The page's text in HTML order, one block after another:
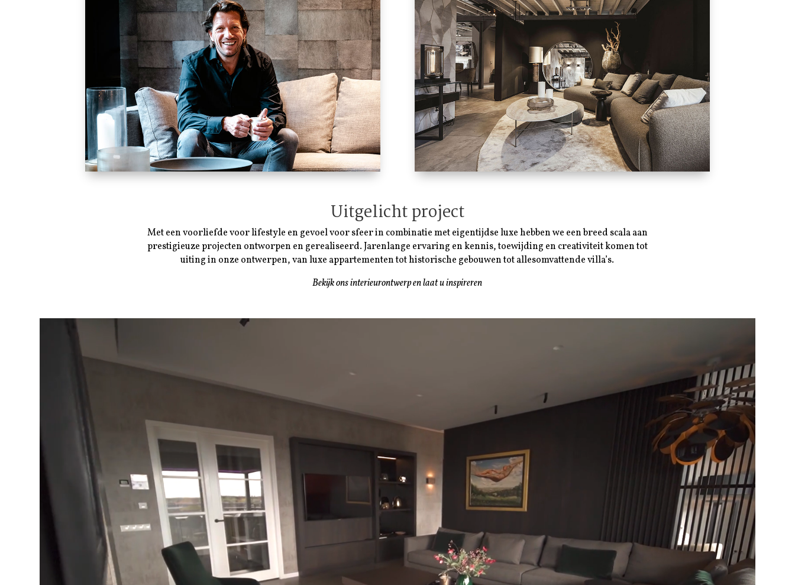
Uitgelicht project
Met een voorliefde voor lifestyle en gevoel voor sfeer in combinatie met eigentijdse luxe hebben we een breed scala aan
prestigieuze projecten ontworpen en gerealiseerd. Jarenlange ervaring en kennis, toewijding en creativiteit komen tot
uiting in onze ontwerpen, van luxe appartementen tot historische gebouwen tot allesomvattende villa’s.
Bekijk ons interieurontwerp en laat u inspireren